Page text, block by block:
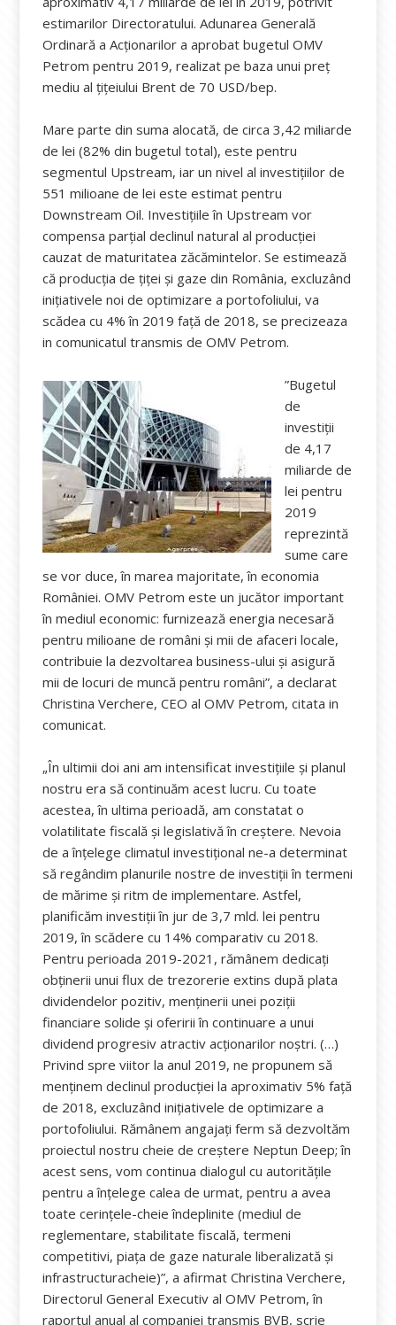
estimarilor Directoratului. Adunarea Generală
Ordinară a Acționarilor a aprobat bugetul OMV
Petrom pentru 2019, realizat pe baza unui preț
mediu al țițeiului Brent de 70 USD/bep.
Mare parte din suma alocată, de circa 3,42 miliarde
de lei (82% din bugetul total), este pentru
segmentul Upstream, iar un nivel al investițiilor de
551 milioane de lei este estimat pentru
Downstream Oil. Investițiile în Upstream vor
compensa parțial declinul natural al producției
cauzat de maturitatea zăcămintelor. Se estimează
că producția de țiței și gaze din România, excluzând
inițiativele noi de optimizare a portofoliului, va
scădea cu 4% în 2019 față de 2018, se precizeaza
in comunicatul transmis de OMV Petrom.
”Bugetul
de
investiții
de 4,17
miliarde de
lei pentru
2019
reprezintă
sume care
se vor duce, în marea majoritate, în economia
României. OMV Petrom este un jucător important
în mediul economic: furnizează energia necesară
pentru milioane de români și mii de afaceri locale,
contribuie la dezvoltarea business-ului și asigură
mii de locuri de muncă pentru români”, a declarat
Christina Verchere, CEO al OMV Petrom, citata in
comunicat.
„În ultimii doi ani am intensificat investițiile și planul
nostru era să continuăm acest lucru. Cu toate
acestea, în ultima perioadă, am constatat o
volatilitate fiscală și legislativă în creștere. Nevoia
de a înțelege climatul investițional ne-a determinat
să regândim planurile nostre de investiții în termeni
de mărime și ritm de implementare. Astfel,
planificăm investiții în jur de 3,7 mld. lei pentru
2019, în scădere cu 14% comparativ cu 2018.
Pentru perioada 2019-2021, rămânem dedicați
obținerii unui flux de trezorerie extins după plata
dividendelor pozitiv, menținerii unei poziții
financiare solide și oferirii în continuare a unui
dividend progresiv atractiv acționarilor noștri. (…)
Privind spre viitor la anul 2019, ne propunem să
menținem declinul producției la aproximativ 5% față
de 2018, excluzând inițiativele de optimizare a
portofoliului. Rămânem angajați ferm să dezvoltăm
proiectul nostru cheie de creștere Neptun Deep; în
acest sens, vom continua dialogul cu autoritățile
pentru a înțelege calea de urmat, pentru a avea
toate cerințele-cheie îndeplinite (mediul de
reglementare, stabilitate fiscală, termeni
competitivi, piața de gaze naturale liberalizată și
infrastructuracheie)”, a afirmat Christina Verchere,
Directorul General Executiv al OMV Petrom, în
raportul anual al companiei transmis BVB, scrie